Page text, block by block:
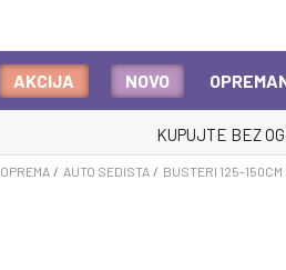
AKCIJA NOVO
KUPUJTE BEZ
OPREMA AUTO SEDISTA BUSTERI 125-150CM